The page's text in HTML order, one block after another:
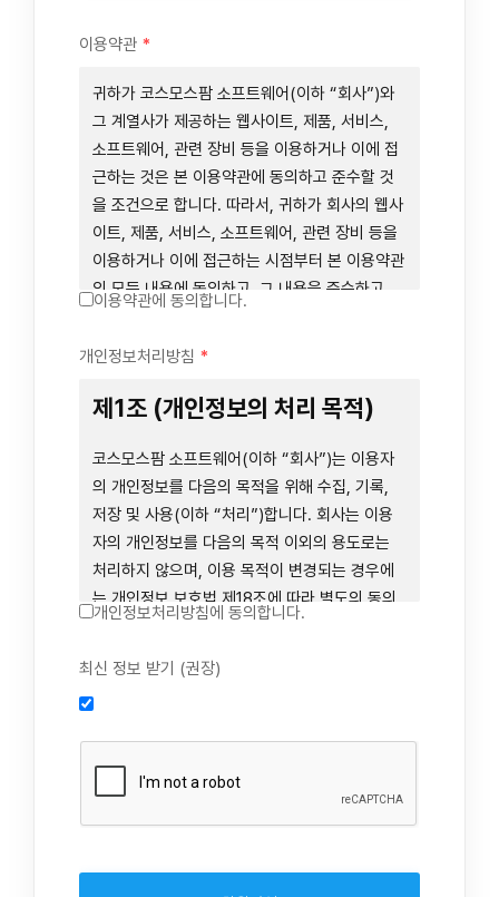
이용약관 *
귀하가 코스모스팜 소프트웨어(이하 “회사”)와
그 계열사가 제공하는 웹사이트, 제품, 서비스,
소프트웨어, 관련 장비 등을 이용하거나 이에 접
근하는 것은 본 이용약관에 동의하고 준수할 것
을 조건으로 합니다. 따라서, 귀하가 회사의 웹사
이트, 제품, 서비스, 소프트웨어, 관련 장비 등을
이용하거나 이에 접근하는 시점부터 본 이용약관
의 모든 내용에 동의하고, 그 내용을 준수하고,
귀하가 본 이용약관에 동의하지 않을 경우에는
련 장비 등을 이용하거나 이에 접근하는 행위를
즉시 중단하여야 합니다. 그러므로, 서비스 사용
전에 본 이용약관의 내용을 주의 깊게 읽으시기
바랍니다.
제1장 총칙
제1조 (목적)
웹사이트, 관련 소프트웨어 및 장비 등을 통하여
제공하는 "사이드톡" 서비스와 관련하여 회사와
사항을 규정함을 목적으로 합니다.
이용약관에 동의합니다.
개인정보처리방침 *
제1조 (개인정보의 처리 목적)
코스모스팜 소프트웨어(이하 “회사”)는 이용자
의 개인정보를 다음의 목적을 위해 수집, 기록,
저장 및 사용(이하 “처리”)합니다. 회사는 이용
자의 개인정보를 다음의 목적 이외의 용도로는
처리하지 않으며, 이용 목적이 변경되는 경우에
는 개인정보 보호법 제18조에 따라 별도의 동의
를 받는 등 법령상 필요한 조치를 이행합니다.
인 동의 진행, 이용자 및 법정대리인의 본인 확
인, 이용자 식별, 회원탈퇴 의사의 확인
2. 약관 위반 행위 등을 포함하여 서비스의 원활
한 운영에 지장을 주는 행위에 대한 방지 및 제
재, 계정도용 방지, 약관 개정 등의 고지사항 전
달, 분쟁조정을 위한 기록 보존, 민원처리 등 이
3. 서비스 이용기록과 접속 빈도 분석, 서비스 이
개인정보처리방침에 동의합니다.
최신 정보 받기 (권장)